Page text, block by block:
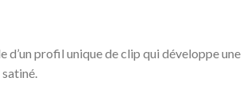
d’un profil unique de clip qui développe une